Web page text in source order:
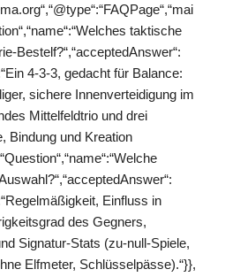
taktische
Bestelf?“,“acceptedAnswer“:
4‑3‑3, gedacht für Balance:
sichere Innenverteidigung im
Mittelfeldtrio und drei
Bindung und Kreation
Einfluss in
des Gegners,
Signatur-Stats (zu-null-Spiele,
Elfmeter, Schlüsselpässe).“}},